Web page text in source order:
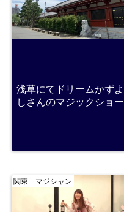
浅草にてドリームかずよ
しさんのマジックショー
関東 マジシャン